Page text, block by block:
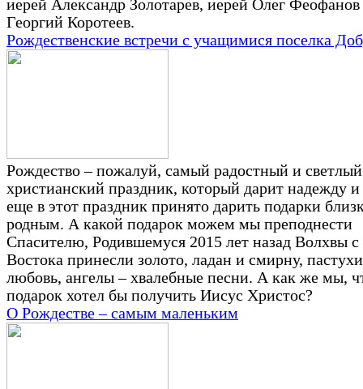
иерей Александр Золотарев, иерей Олег
Георгий Коротеев.
Рождественские встречи с учащимися поселка
Рождество – пожалуй, самый радостный и светлый
христианский праздник, который дарит надежду
еще в этот праздник принято дарить подарки
родным. А какой подарок можем мы преподнести
Спасителю, Родившемуся 2015 лет назад Волхвы с
Востока принесли золото, ладан и смирну,
любовь, ангелы – хвалебные песни. А как же мы,
подарок хотел бы получить Иисус Христос?
О Рождестве – самым маленьким